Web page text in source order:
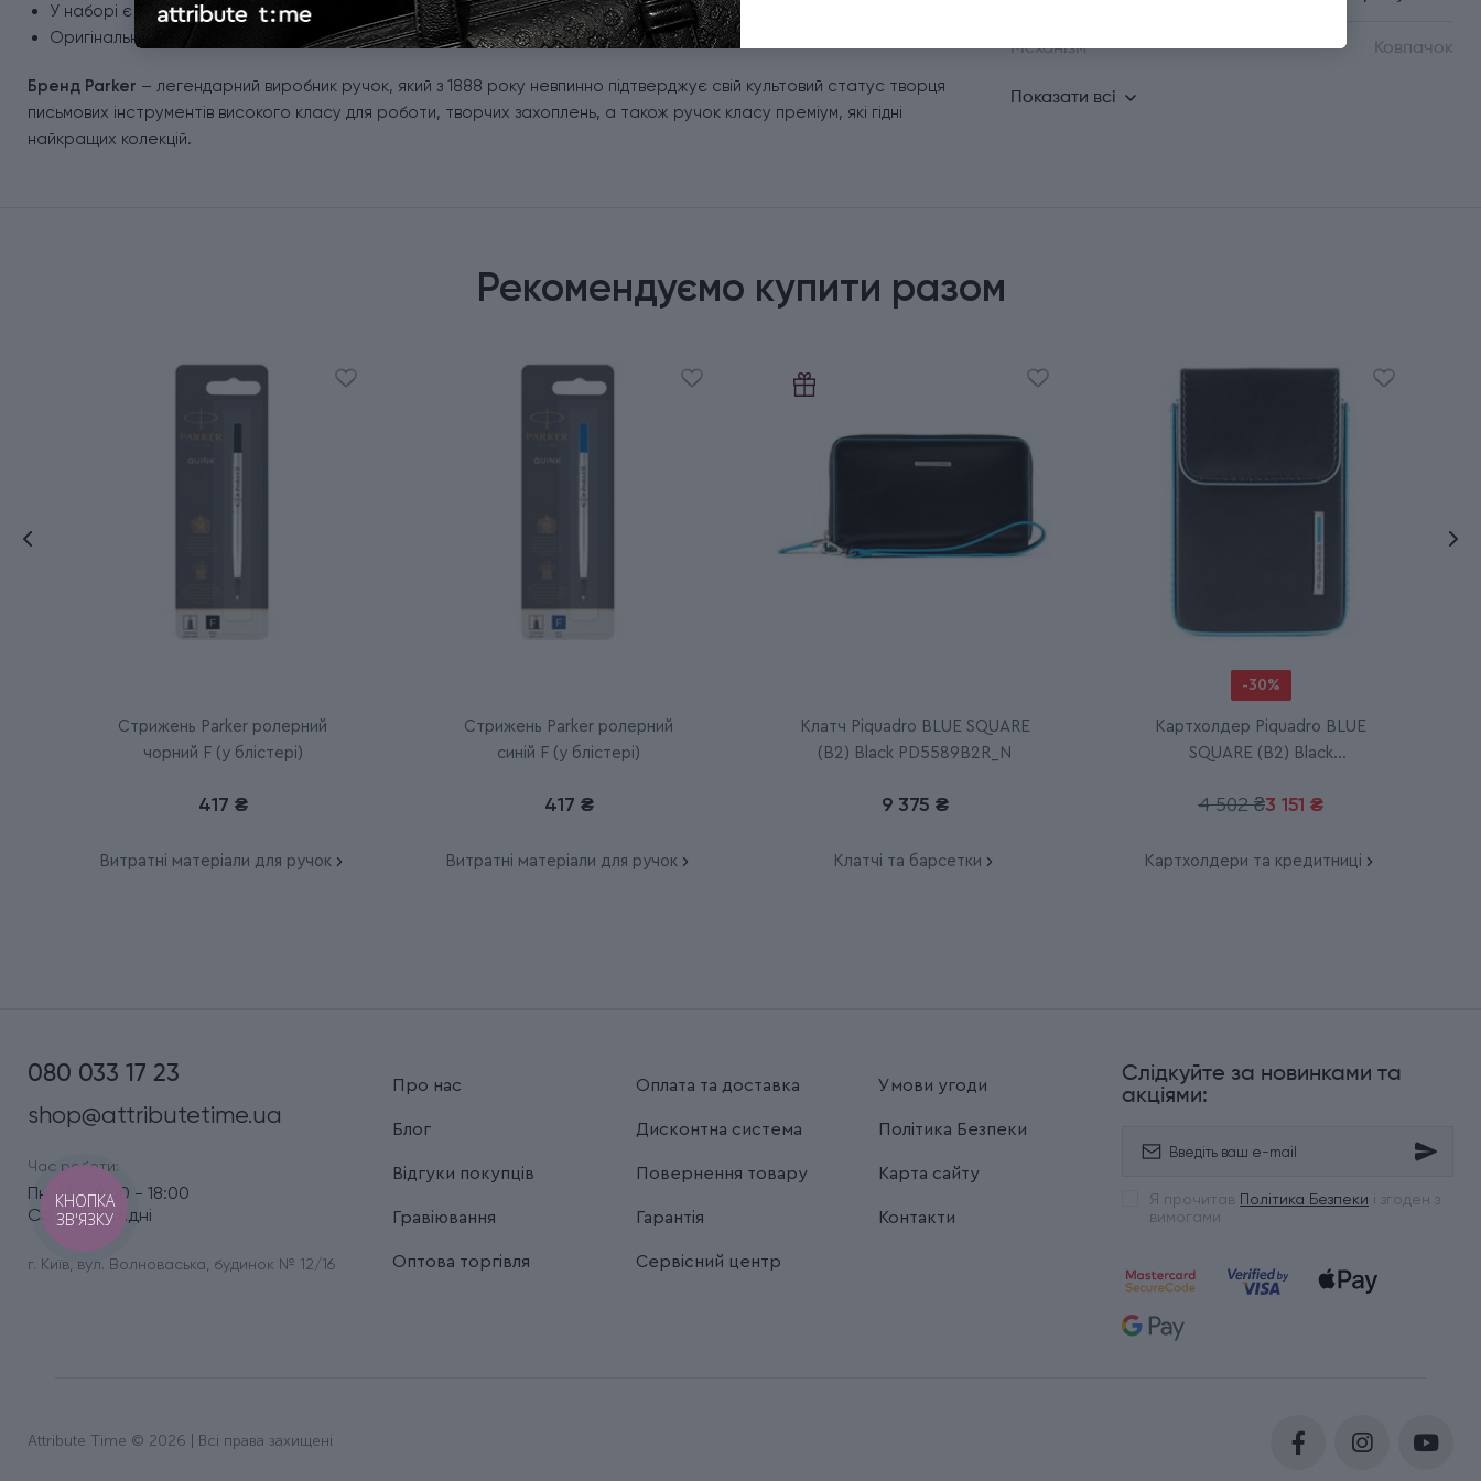
У наборі є стартовий стрижень для ролерної ручки (запас чорнила на лінію приблизно 800 м).
Оригінальна подарункова коробка Parker.
Бренд Parker – легендарний виробник ручок, який з 1888 року невпинно підтверджує свій культовий статус творця
письмових інструментів високого класу для роботи, творчих захоплень, а також ручок класу преміум, які гідні
найкращих колекцій.
Механізм Ковпачок
Показати всі
Рекомендуємо купити разом
Стрижень Parker ролерний
чорний F (у блістері)
417 ₴
Витратні матеріали для ручок
Стрижень Parker ролерний
синій F (у блістері)
417 ₴
Витратні матеріали для ручок
Клатч Piquadro BLUE SQUARE
(B2) Black PD5589B2R_N
9 375 ₴
Клатчі та барсетки
-30%
Картхолдер Piquadro BLUE
SQUARE (B2) Black
4 502 ₴3 151 ₴
Картхолдери та кредитниці
080 033 17 23
shop@attributetime.ua
Час роботи:
Пн.-Пт.: 9:00 - 18:00
Сб.-Нд.: вихідні
г. Київ, вул. Волноваська, будинок № 12/16
Про нас
Блог
Відгуки покупців
Гравіювання
Оптова торгівля
Оплата та доставка
Дисконтна система
Повернення товару
Гарантія
Сервісний центр
Умови угоди
Політика Безпеки
Карта сайту
Контакти
Слідкуйте за новинками та
акціями:
Я прочитав Політика Безпеки і згоден з
вимогами
Attribute Time © 2026 | Всі права захищені
КНОПКА
ЗВ'ЯЗКУ